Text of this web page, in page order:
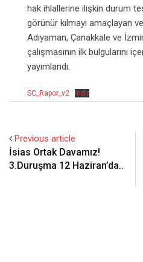
hak ihlallerine ilişkin durum
görünür kılmayı amaçlayan
Adıyaman, Çanakkale ve
çalışmasının ilk bulgularını
yayımlandı.
SC_Rapor_v2 İndir
Previous article
İsias Ortak Davamız!
3.Duruşma 12 Haziran’da..